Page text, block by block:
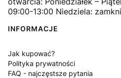
09:00-13:00 Niedziela:
INFORMACJE
Jak kupować?
Polityka prywatności
FAQ - najczęstsze pytania